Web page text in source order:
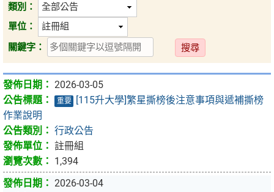
類別：
單位：
關鍵字：
送
出
2026-03-05
重要
[115升大學]繁星撕榜後注意事項與遞補撕榜
作業說明
行政公告
註冊組
1,394
2026-03-04